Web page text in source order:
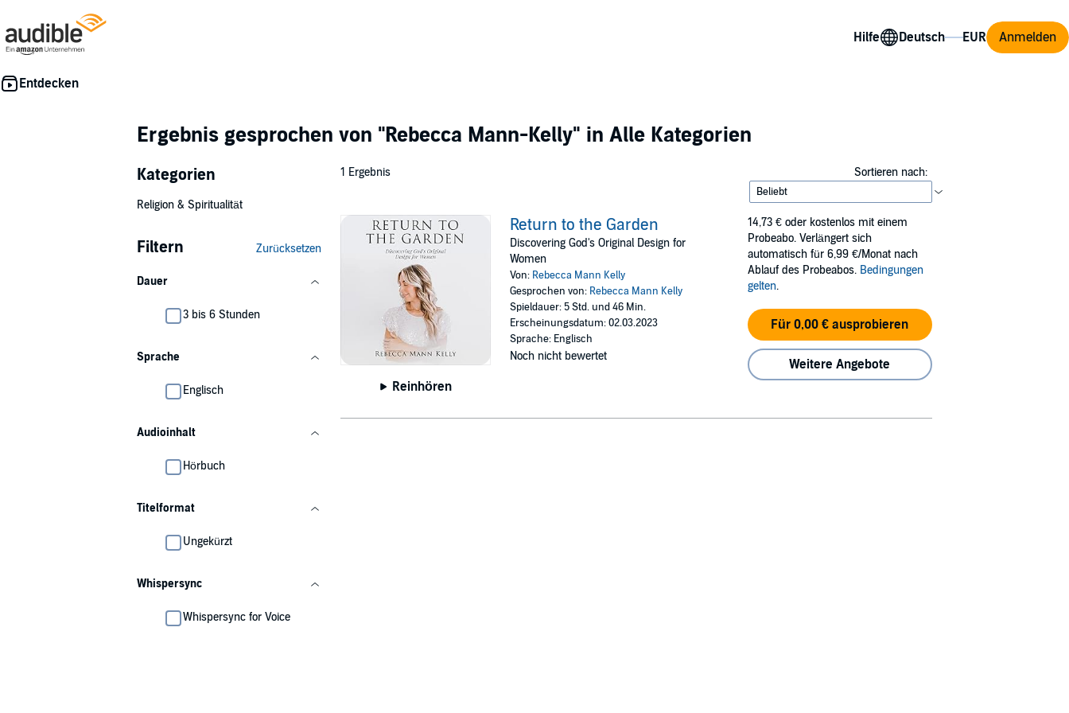
Hilfe Anmelden
Ergebnis gesprochen von "Rebecca Mann-Kelly" in Alle Kategorien
Kategorien
Religion & Spiritualität
Filtern Zurücksetzen
Dauer
3 bis 6 Stunden
Sprache
Englisch
Audioinhalt
Hörbuch
Titelformat
Ungekürzt
Whispersync
Whispersync for Voice
1 Ergebnis Sortieren nach:
Reinhören
Return to the Garden
Discovering God's Original Design for
Women
Von: Rebecca Mann Kelly
Gesprochen von: Rebecca Mann Kelly
Spieldauer: 5 Std. und 46 Min.
Erscheinungsdatum: 02.03.2023
Sprache: Englisch
Noch nicht bewertet
14,73 € oder kostenlos mit einem
Probeabo. Verlängert sich
automatisch für 6,99 €/Monat nach
Ablauf des Probeabos. Bedingungen
gelten.
Für 0,00 € ausprobieren
Weitere Angebote